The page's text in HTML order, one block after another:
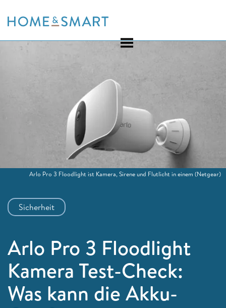
to
Sicherheit
Arlo Pro 3 Floodlight
Kamera Test-Check:
Was kann die Akku-
Arlo Pro 3 Floodlight ist Kamera, Sirene und Flutlicht in einem (Netgear)